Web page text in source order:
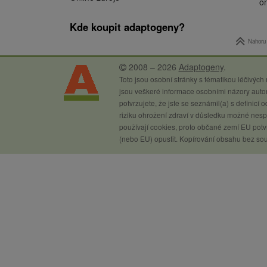
Kde koupit adaptogeny?
Nahoru
2008 – 2026 Adaptogeny.
Toto jsou osobní stránky s tématikou
jsou veškeré informace osobními názory
potvrzujete, že jste se seznámil(a) s definicí
riziku ohrožení zdraví v důsledku možné
používají cookies, proto občané zemí EU
(nebo EU) opustit. Kopírování obsahu bez